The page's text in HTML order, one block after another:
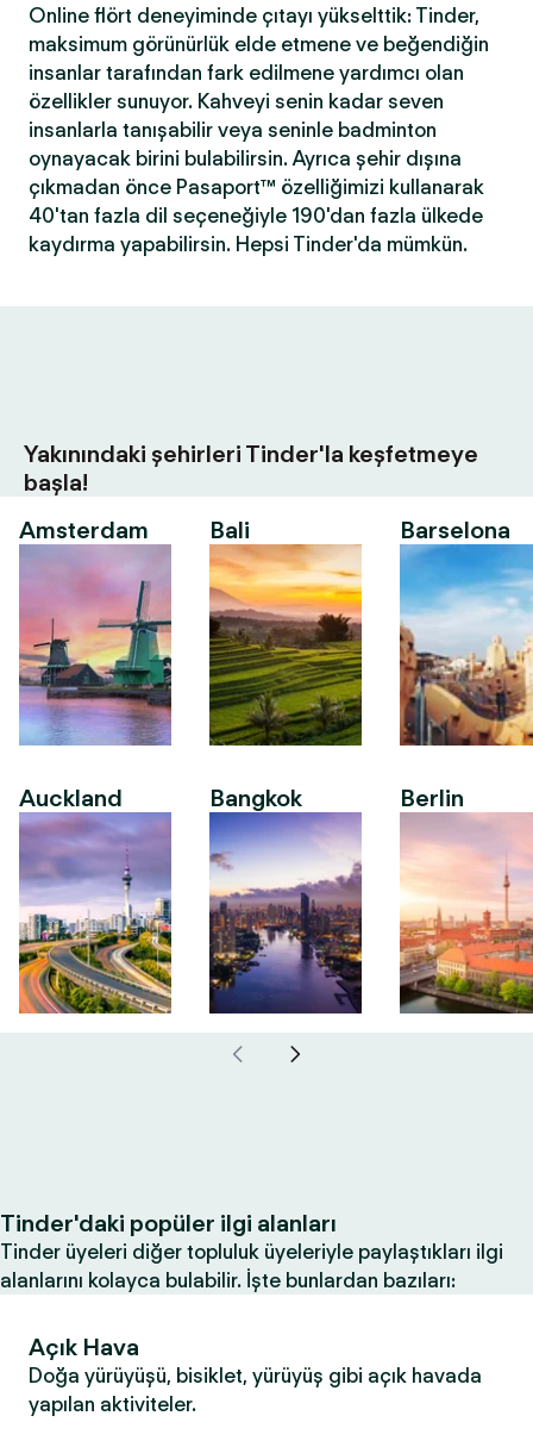
Online flört deneyiminde çıtayı yükselttik: Tinder,
maksimum görünürlük elde etmene ve beğendiğin
insanlar tarafından fark edilmene yardımcı olan
özellikler sunuyor. Kahveyi senin kadar seven
insanlarla tanışabilir veya seninle badminton
oynayacak birini bulabilirsin. Ayrıca şehir dışına
çıkmadan önce Pasaport™ özelliğimizi kullanarak
40'tan fazla dil seçeneğiyle 190'dan fazla ülkede
kaydırma yapabilirsin. Hepsi Tinder'da mümkün.
Yakınındaki şehirleri Tinder'la keşfetmeye
başla!
Amsterdam
Auckland
Bali
Bangkok
Barselona
Berlin
Tinder'daki popüler ilgi alanları
Tinder üyeleri diğer topluluk üyeleriyle paylaştıkları ilgi
alanlarını kolayca bulabilir. İşte bunlardan bazıları:
Açık Hava
Doğa yürüyüşü, bisiklet, yürüyüş gibi açık havada
yapılan aktiviteler.